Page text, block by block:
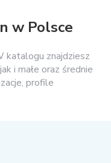
w Polsce
katalogu znajdziesz
i małe oraz średnie
profile